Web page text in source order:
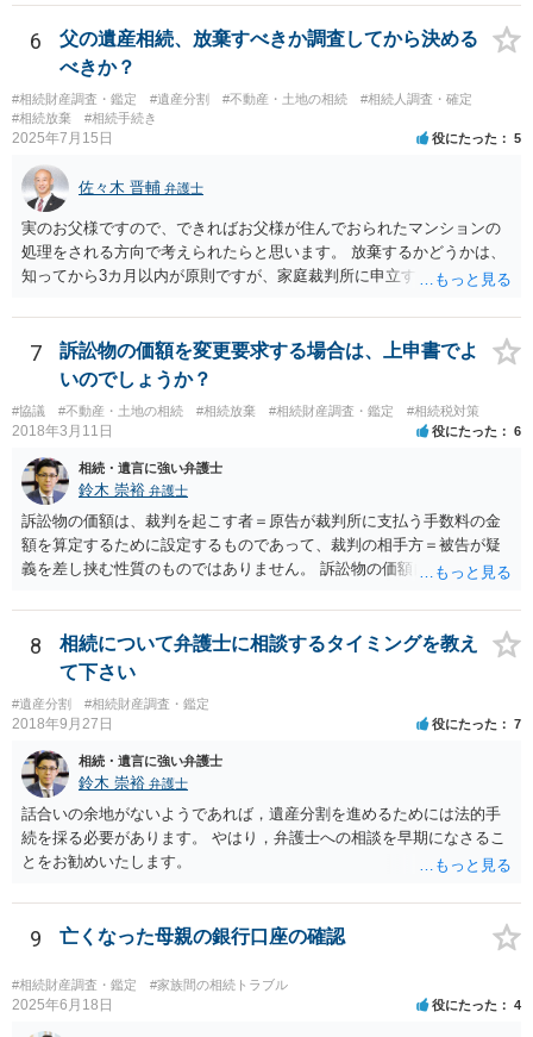
預金の入出金履歴を調べたわけではありません。 残念ながら、事案
や目的も異なりますし、開示の内容も異なります。
6
父の遺産相続、放棄すべきか調査してから決める
べきか？
#相続財産調査・鑑定 #遺産分割 #不動産・土地の相続
#相続人調査・確定
#相続放棄
#相続手続き
2025年7月15日 役にたった 5
佐々木 晋輔 弁護士
実のお父様ですので、できればお父様が住んでおられたマンションの
処理をされる方向で考えられたらと思います。 放棄するかどうかは、
知ってから3カ月以内が原則ですが、家庭裁判所に申立すれば3カ月の
放棄するかどうか決めることができます。 銀行やサラ金が数年も放置
することはありませんので、数年後に借金が発見される可能性はほぼ
ありません。 なお、私が扱った相続放棄を検討していた案件で、期間
伸長して調査したところ、サラ金に対する過払金など相当な財産が見
つかったため相続したという事例がありました。
7
訴訟物の価額を変更要求する場合は、上申書でよ
いのでしょうか？
#協議 #不動産・土地の相続 #相続放棄 #相続財産調査・鑑定 #相続税対策
2018年3月11日 役にたった 6
相続・遺言に強い弁護士
鈴木 崇裕 弁護士
訴訟物の価額は、裁判を起こす者＝原告が裁判所に支払う手数料の金
額を算定するために設定するものであって、裁判の相手方＝被告が疑
義を差し挟む性質のものではありません。 訴訟物の価額自体が裁判の
したとしても、変更されることはありません。
8
相続について弁護士に相談するタイミングを教え
て下さい
#遺産分割 #相続財産調査・鑑定
2018年9月27日 役にたった 7
相続・遺言に強い弁護士
鈴木 崇裕 弁護士
話合いの余地がないようであれば，遺産分割を進めるためには法的手
続を採る必要があります。 やはり，弁護士への相談を早期になさるこ
とをお勧めいたします。
9 亡くなった母親の銀行口座の確認
#相続財産調査・鑑定 #家族間の相続トラブル
2025年6月18日 役にたった 4